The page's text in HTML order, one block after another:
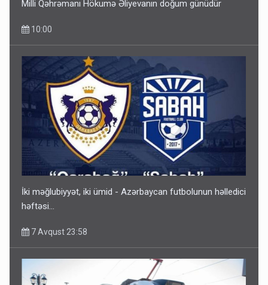
Milli Qəhrəmanı Hökumə Əliyevanın doğum günüdür
10:00
İki məğlubiyyət, iki ümid - Azərbaycan futbolunun həlledici
həftəsi...
7 Avqust 23:58